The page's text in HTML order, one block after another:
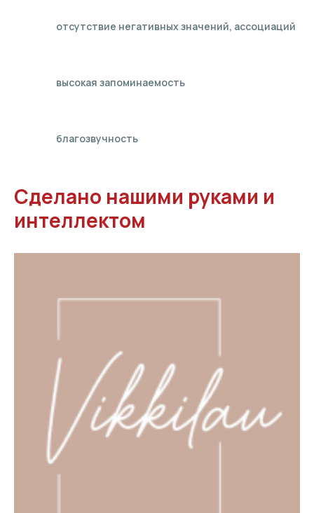
отсутствие негативных значений, ассоциаций
высокая запоминаемость
благозвучность
Сделано нашими руками и
интеллектом